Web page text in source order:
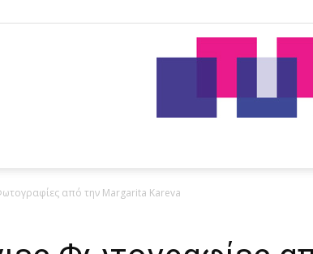
από την Margarita Kareva